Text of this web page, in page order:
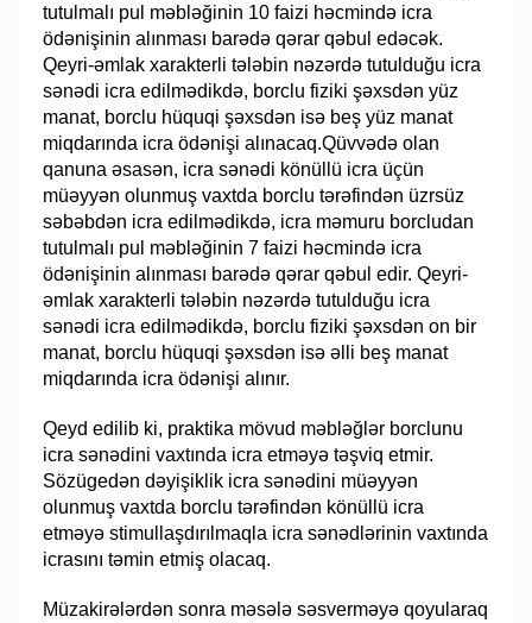
tutulmalı pul məbləğinin 10 faizi həcmində icra
ödənişinin alınması barədə qərar qəbul edəcək.
Qeyri-əmlak xarakterli tələbin nəzərdə tutulduğu icra
sənədi icra edilmədikdə, borclu fiziki şəxsdən yüz
manat, borclu hüquqi şəxsdən isə beş yüz manat
miqdarında icra ödənişi alınacaq.Qüvvədə olan
qanuna əsasən, icra sənədi könüllü icra üçün
müəyyən olunmuş vaxtda borclu tərəfindən üzrsüz
səbəbdən icra edilmədikdə, icra məmuru borcludan
tutulmalı pul məbləğinin 7 faizi həcmində icra
ödənişinin alınması barədə qərar qəbul edir. Qeyri-
əmlak xarakterli tələbin nəzərdə tutulduğu icra
sənədi icra edilmədikdə, borclu fiziki şəxsdən on bir
manat, borclu hüquqi şəxsdən isə əlli beş manat
miqdarında icra ödənişi alınır.
Qeyd edilib ki, praktika mövud məbləğlər borclunu
icra sənədini vaxtında icra etməyə təşviq etmir.
Sözügedən dəyişiklik icra sənədini müəyyən
olunmuş vaxtda borclu tərəfindən könüllü icra
etməyə stimullaşdırılmaqla icra sənədlərinin vaxtında
icrasını təmin etmiş olacaq.
Müzakirələrdən sonra məsələ səsverməyə qoyularaq